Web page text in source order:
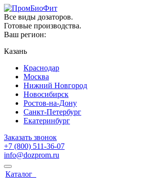
Все виды дозаторов.
Готовые производства.
Ваш регион:
Казань
Краснодар
Москва
Нижний Новгород
Новосибирск
Ростов-на-Дону
Санкт-Петербург
Екатеринбург
Заказать звонок
+7 (800) 511-36-07
info@dozprom.ru
Каталог